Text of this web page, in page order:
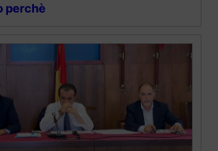
perchè